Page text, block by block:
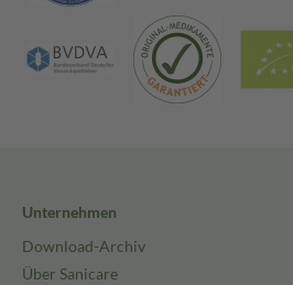
Unternehmen
Download-Archiv
Über Sanicare